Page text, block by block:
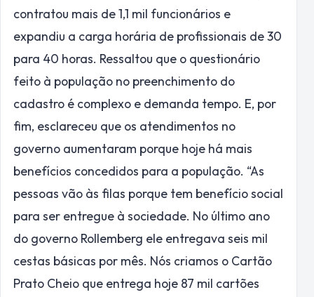
contratou mais de 1,1 mil funcionários e
expandiu a carga horária de profissionais de 30
para 40 horas. Ressaltou que o questionário
feito à população no preenchimento do
cadastro é complexo e demanda tempo. E, por
fim, esclareceu que os atendimentos no
governo aumentaram porque hoje há mais
benefícios concedidos para a população. “As
pessoas vão às filas porque tem benefício social
para ser entregue à sociedade. No último ano
do governo Rollemberg ele entregava seis mil
cestas básicas por mês. Nós criamos o Cartão
Prato Cheio que entrega hoje 87 mil cartões